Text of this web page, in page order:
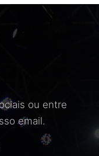
ou entre
email.